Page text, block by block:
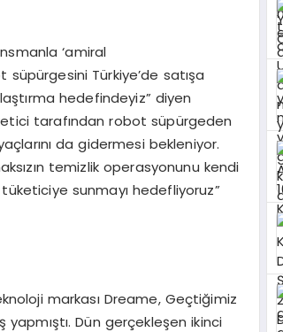
‘amiral
Türkiye’de satışa
hedefindeyiz” diyen
tarafından robot süpürgeden
da gidermesi bekleniyor.
temizlik operasyonunu kendi
sunmayı hedefliyoruz”
markası Dreame, Geçtiğimiz
Dün gerçekleşen ikinci